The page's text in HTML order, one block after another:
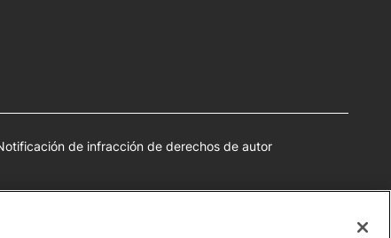
de infracción de derechos de autor